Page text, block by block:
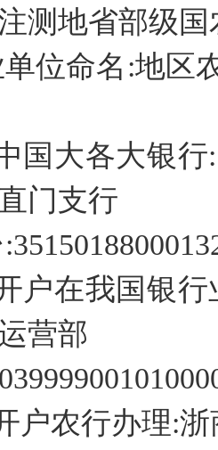
测地省部级
位命名:地区
国大各大银
门支行
户在我国银
营部
户农行办理: